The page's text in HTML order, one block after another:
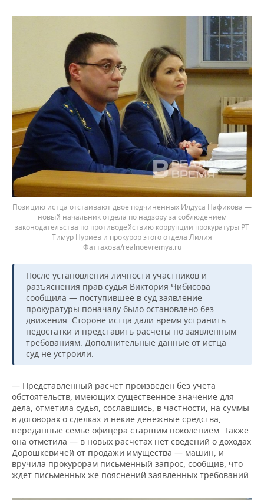
Позицию истца отстаивают двое подчиненных Илдуса Нафикова —
новый начальник отдела по надзору за соблюдением
законодательства по противодействию коррупции прокуратуры РТ
Тимур Нуриев и прокурор этого отдела Лилия
Фаттахова/realnoevremya.ru
После установления личности участников и
разъяснения прав судья Виктория Чибисова
сообщила — поступившее в суд заявление
прокуратуры поначалу было остановлено без
движения. Стороне истца дали время устранить
недостатки и представить расчеты по заявленным
требованиям. Дополнительные данные от истца
суд не устроили.
— Представленный расчет произведен без учета
обстоятельств, имеющих существенное значение для
дела, отметила судья, сославшись, в частности, на суммы
в договорах о сделках и некие денежные средства,
переданные семье офицера старшим поколением. Также
она отметила — в новых расчетах нет сведений о доходах
Дорошкевичей от продажи имущества — машин, и
вручила прокурорам письменный запрос, сообщив, что
ждет письменных же пояснений заявленных требований.